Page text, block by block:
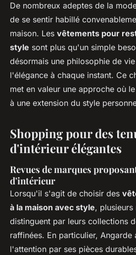
De nombreux adeptes de la
de se sentir habillé
maison. Les vêtements pour
style sont plus qu'un simple
désormais une philosophie de
l'élégance à chaque instant. Ce
met en valeur une approche où
à une extension du style
Shopping pour des
d'intérieur élégantes
Revues de marques
d'intérieur
Lorsqu'il s'agit de choisir des
à la maison avec style, plusieurs
distinguent par leurs collections
raffinées. En particulier, Angarde
l'attention par ses pièces